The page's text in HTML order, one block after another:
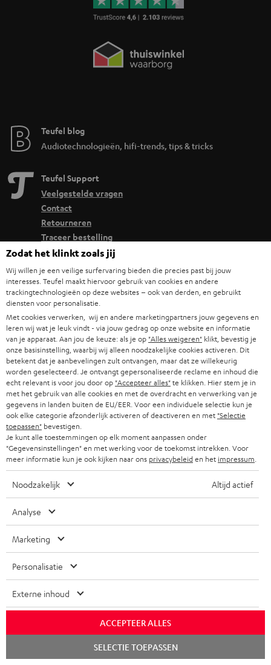
Teufel blog
Audiotechnologieën, hifi-trends, tips & tricks
Teufel Support
Veelgestelde vragen
Contact
Retourneren
Traceer bestelling
Storefinder
Beleef onze producten van dichtbij en kom naar de store
voor advies op maat.
TOT
€ 45
KORTING
A
a
n
m
l
d
n
v
o
o
Kies je korting!
Meld je aan voor de nieuwsbrief en ontvang een
welkomstkado tot € 45
EMAIL
WIDGET
Categorieën
Zodat het klinkt zoals jij
Wij willen je een veilige surfervaring bieden die precies past bij jouw
interesses. Teufel maakt hiervoor gebruik van cookies en andere
trackingtechnologieën op deze websites – ook van derden, en gebruikt
diensten voor personalisatie.
Met cookies verwerken, wij en andere marketingpartners jouw gegevens en
leren wij wat je leuk vindt - via jouw gedrag op onze website en informatie
van je apparaat. Aan jou de keuze: als je op "Alles weigeren" klikt, bevestig je
onze basisinstelling, waarbij wij alleen noodzakelijke cookies activeren. Dit
betekent dat je aanbevelingen zult ontvangen, maar dat ze willekeurig
worden geselecteerd. Je ontvangt gepersonaliseerde reclame en inhoud die
echt relevant is voor jou door op "Accepteer alles"te klikken. Hier stem je in
met het gebruik van alle cookies en met de overdracht en verwerking van je
gegevens in landen buiten de EU/EER. Voor een individuele selectie kun je
ook elke categorie afzonderlijk activeren of deactiveren en met "Selectie
toepassen" bevestigen.
Je kunt alle toestemmingen op elk moment aanpassen onder
"Gegevensinstellingen" en met werking voor de toekomst intrekken. Voor
meer informatie kun je ook kijken naar ons privacybeleiden het impressum
Noodzakelijk Altijd actief
Analyse
Marketing
Personalisatie
Externe inhoud
ACCEPTEER ALLES
SELECTIE TOEPASSEN